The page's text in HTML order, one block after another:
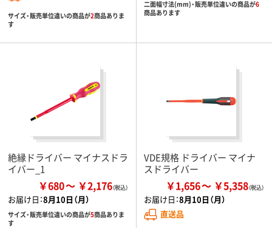
サイズ・販売単位違いの商品が2商品ありま
す
二面幅寸法(mm)・販売単位違いの商品が6
商品あります
絶縁ドライバー マイナスドラ
イバー_1
￥680 ￥2,176
お届け日：8月10日（月）
サイズ・販売単位違いの商品が5商品ありま
す
VDE規格 ドライバー マイナ
スドライバー
￥1,656 ￥5,358
お届け日：8月10日（月）
直送品